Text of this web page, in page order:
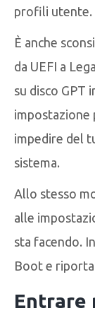
profili utente.
È anche
da UEFI a
su disco GPT
impostazione
impedire del
sistema.
Allo stesso
alle
sta facendo.
Boot e
Entrare